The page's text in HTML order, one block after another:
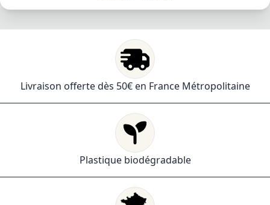
Livraison offerte dès 50€ en France Métropolitaine
Plastique biodégradable